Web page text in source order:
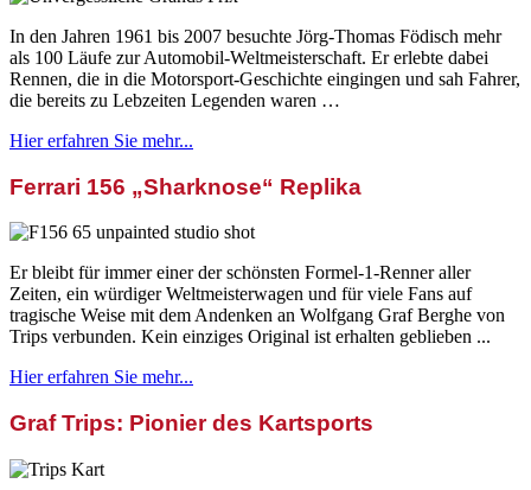
In den Jahren 1961 bis 2007 besuchte Jörg-Thomas Födisch mehr
als 100 Läufe zur Automobil-Weltmeisterschaft. Er erlebte dabei
Rennen, die in die Motorsport-Geschichte eingingen und sah Fahrer,
die bereits zu Lebzeiten Legenden waren …
Hier erfahren Sie mehr...
Ferrari 156 „Sharknose“ Replika
Er bleibt für immer einer der schönsten Formel-1-Renner aller
Zeiten, ein würdiger Weltmeisterwagen und für viele Fans auf
tragische Weise mit dem Andenken an Wolfgang Graf Berghe von
Trips verbunden. Kein einziges Original ist erhalten geblieben ...
Hier erfahren Sie mehr...
Graf Trips: Pionier des Kartsports